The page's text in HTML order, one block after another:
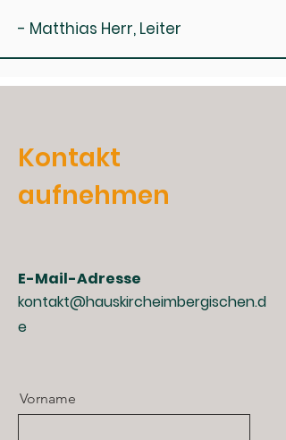
- Matthias Herr, Leiter
Kontakt
aufnehmen
E-Mail-Adresse
kontakt@hauskircheimbergischen.d
e
Vorname